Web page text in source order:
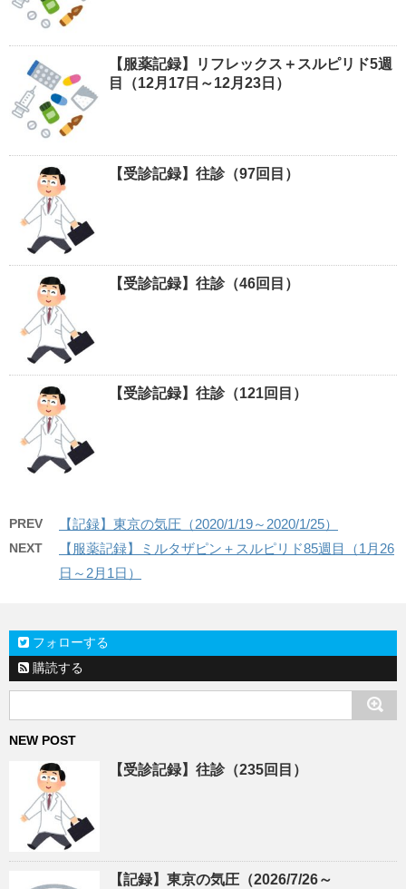
【服薬記録】リフレックス＋スルピリド5週
目（12月17日～12月23日）
【受診記録】往診（97回目）
【受診記録】往診（46回目）
【受診記録】往診（121回目）
PREV 【記録】東京の気圧（2020/1/19～2020/1/25）
NEXT
【服薬記録】ミルタザピン＋スルピリド85週目（1月26
日～2月1日）
フォローする
購読する
NEW POST
【受診記録】往診（235回目）
【記録】東京の気圧（2026/7/26～